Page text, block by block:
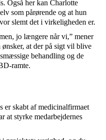
Også her kan Charlotte
som pårørende og at hun
slemt det i virkeligheden er.
jo længere når vi,” mener
at der på sigt vil blive
behandling og de
ramte.
er skabt af medicinalfirmaet
at styrke medarbejdernes